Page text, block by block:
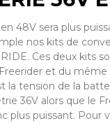
48V sera plus
nos kits de
Ces deux kits
et du même
la tension de la
36V alors que le
plus puissant. Pour